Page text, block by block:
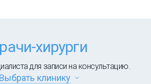
хирурги
для записи на консультацию.
Выбрать клинику